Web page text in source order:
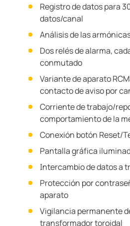
Registro de datos para
datos/canal
Análisis de las
Dos relés de alarma,
conmutado
Variante de aparato
contacto de aviso por
Corriente de trabajo/
comportamiento de la
Conexión botón Reset/
Pantalla gráfica
Intercambio de datos a
Protección por
aparato
Vigilancia permanente
transformador toroidal